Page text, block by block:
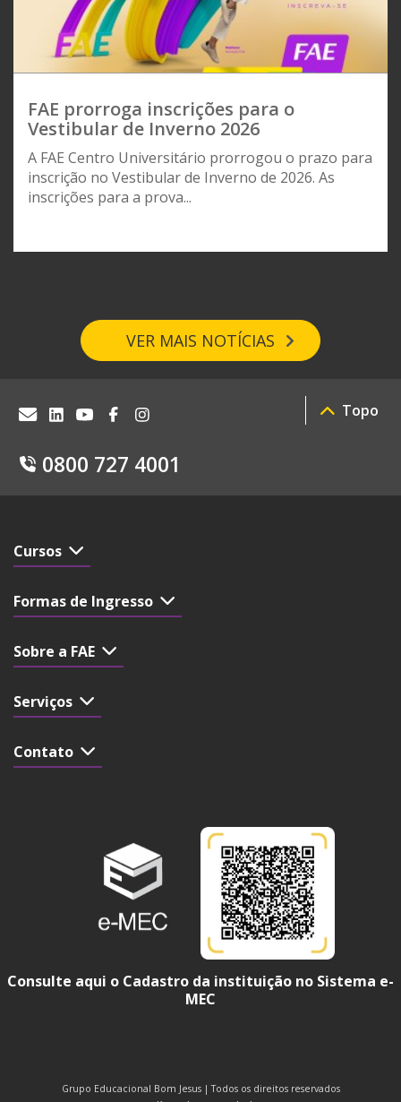
FAE prorroga inscrições para o
Vestibular de Inverno 2026
A FAE Centro Universitário prorrogou o prazo para
inscrição no Vestibular de Inverno de 2026. As
inscrições para a prova...
VER MAIS NOTÍCIAS
0800 727 4001
Topo
Cursos
Formas de Ingresso
Sobre a FAE
Serviços
Contato
Consulte aqui o Cadastro da instituição no Sistema e-
MEC
Grupo Educacional Bom Jesus | Todos os direitos reservados